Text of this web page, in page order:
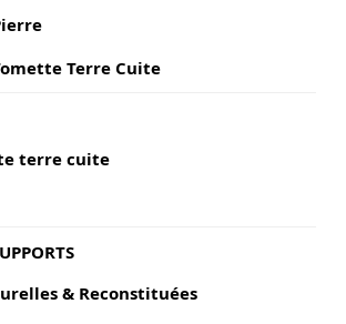
Terre Cuite
terre cuite
& Reconstituées